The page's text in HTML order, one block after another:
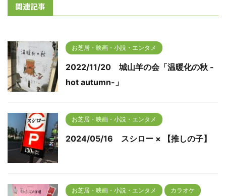
関連記事
お芝居・映画・小説・エンタメ
2022/11/20 城山羊の会「温暖化の秋 -
hot autumn-」
お芝居・映画・小説・エンタメ
2024/05/16 スシロー × 【推しの子】
お芝居・映画・小説・エンタメ カラオケ